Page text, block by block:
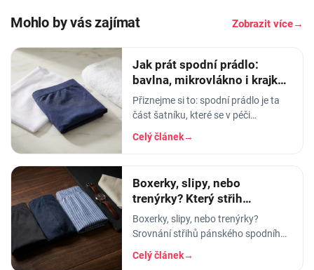
Mohlo by vás zajímat Zobrazit více→
Jak prát spodní prádlo:
bavlna, mikrovlákno i krajka,
aby vydrželo
Přiznejme si to: spodní prádlo je ta
část šatníku, které se v péči
věnujeme nejmíň. Hodíme ho do
pračky se vším ostatním, dáme
Celý článek→
Boxerky, slipy, nebo
trenýrky? Který střih
pánského prádla vybrat
Boxerky, slipy, nebo trenýrky?
Srovnání střihů pánského spodního
prádla - pohodlí, opora, pod jaké
kalhoty a na jakou příležitost se
Celý článek→